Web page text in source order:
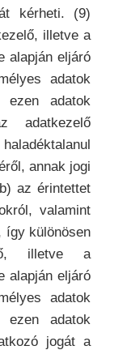
kérheti. (9)
illetve a
alapján eljáró
adatok
ezen adatok
adatkezelő
annak jogi
az érintettet
valamint
így különösen
illetve a
alapján eljáró
adatok
ezen adatok
jogát a